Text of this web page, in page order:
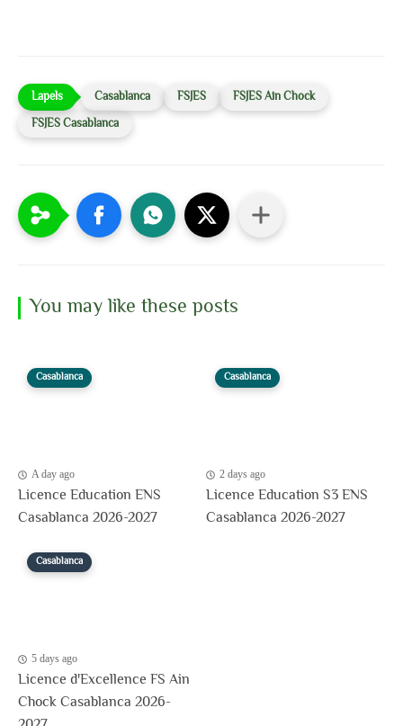
Casablanca FSJES
FSJES Ain Chock
FSJES Casablanca
You may like these posts
Casablanca
A day ago
Licence Education ENS
Casablanca 2026-2027
Casablanca
2 days ago
Licence Education S3 ENS
Casablanca 2026-2027
Casablanca
5 days ago
Licence d'Excellence FS Ain
Chock Casablanca 2026-